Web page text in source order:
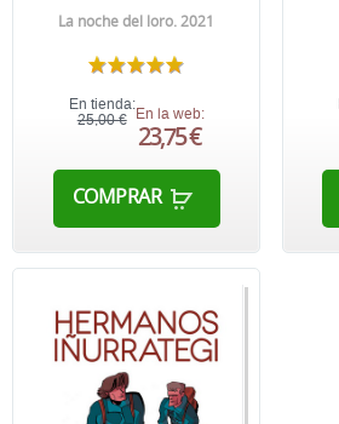
La noche del loro. 2021
En tienda:
25,00 € En la web:
23,75 €
COMPRAR